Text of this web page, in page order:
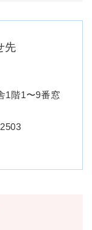
先
1階1〜9番窓